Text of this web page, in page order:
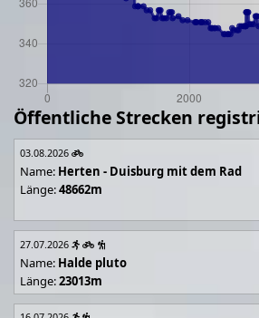
Öffentliche Strecken
03.08.2026
Name: Herten - Duisburg mit dem Rad
Länge:48662m
27.07.2026
Name: Halde pluto
Länge:23013m